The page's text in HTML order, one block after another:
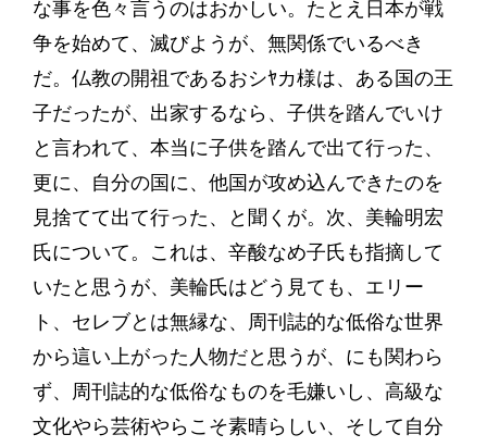
な事を色々言うのはおかしい。たとえ日本が戦
争を始めて、滅びようが、無関係でいるべき
だ。仏教の開祖であるおシﾔカ様は、ある国の王
子だったが、出家するなら、子供を踏んでいけ
と言われて、本当に子供を踏んで出て行った、
更に、自分の国に、他国が攻め込んできたのを
見捨てて出て行った、と聞くが。次、美輪明宏
氏について。これは、辛酸なめ子氏も指摘して
いたと思うが、美輪氏はどう見ても、エリー
ト、セレブとは無縁な、周刊誌的な低俗な世界
から這い上がった人物だと思うが、にも関わら
ず、周刊誌的な低俗なものを毛嫌いし、高級な
文化やら芸術やらこそ素晴らしい、そして自分